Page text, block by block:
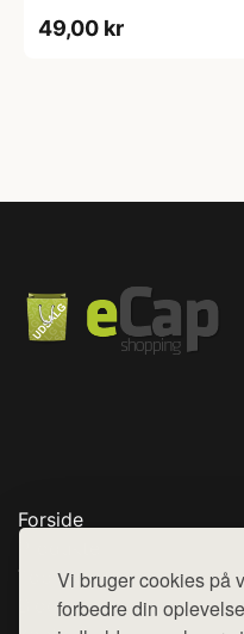
Vi bruger cookies på
forbedre din
49,00 kr
Forside
Top Rabatter
Blog